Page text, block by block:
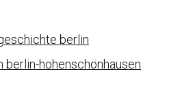
berlin
berlin-hohenschönhausen